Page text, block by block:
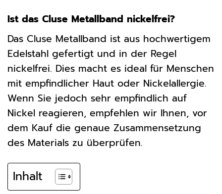
Ist das Cluse Metallband nickelfrei?
Das Cluse Metallband ist aus hochwertigem
Edelstahl gefertigt und in der Regel
nickelfrei. Dies macht es ideal für Menschen
mit empfindlicher Haut oder Nickelallergie.
Wenn Sie jedoch sehr empfindlich auf
Nickel reagieren, empfehlen wir Ihnen, vor
dem Kauf die genaue Zusammensetzung
des Materials zu überprüfen.
Inhalt